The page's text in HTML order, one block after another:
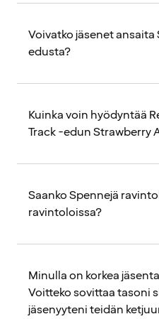
Voivatko jäsenet
edusta?
Kuinka voin hyödyntää
Track -edun Strawberry
Saanko Spennejä
ravintoloissa?
Minulla on korkea
Voitteko sovittaa tasoni
jäsenyyteni teidän